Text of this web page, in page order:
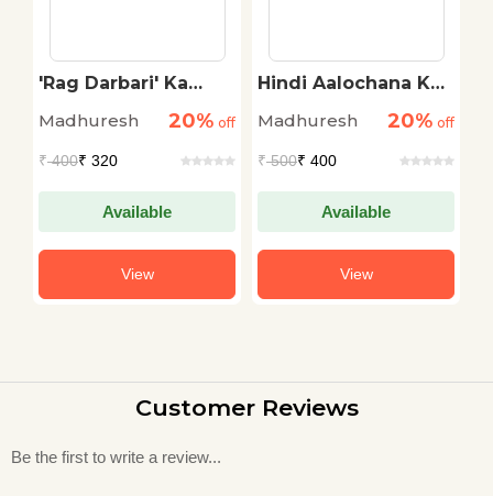
'Rag Darbari' Ka
Madhuresh
20% off
₹400₹ 320
Available
View
Hindi Aalochana Ka
Madhuresh
20% off
₹500₹ 400
Available
View
Customer Reviews
Be the first to write a review...